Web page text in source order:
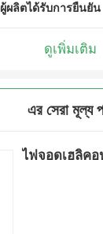
ผู้ผลิตได้รับการยืนยัน
ดูเพิ่มเติม
এর সেরা মূল্য
ไฟจอดเฮลิคอ